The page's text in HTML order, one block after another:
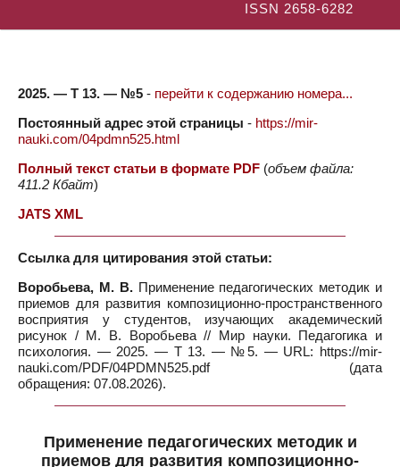
ISSN 2658-6282
2025. — Т 13. — №5 - перейти к содержанию номера...
Постоянный адрес этой страницы - https://mir-
nauki.com/04pdmn525.html
Полный текст статьи в формате PDF (объем файла:
411.2 Кбайт)
JATS XML
Ссылка для цитирования этой статьи:
Воробьева, М. В.Применение педагогических методик и
приемов для развития композиционно-пространственного
восприятия у студентов, изучающих академический
рисунок / М. В. Воробьева // Мир науки. Педагогика и
психология. — 2025. — Т 13. — №5. — URL: https://mir-
nauki.com/PDF/04PDMN525.pdf (дата
обращения: 07.08.2026).
Применение педагогических методик и
приемов для развития композиционно-